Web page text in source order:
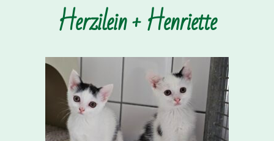
Herzilein + Henriette